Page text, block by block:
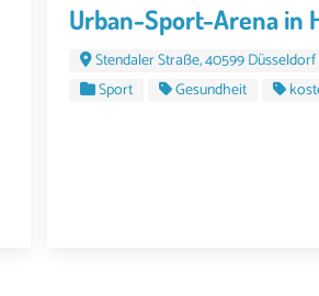
Urban-Sport-Arena in
Stendaler Straße, 40599 Düsseldorf
Sport
Gesundheit